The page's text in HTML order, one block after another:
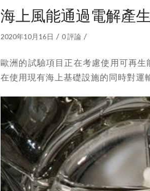
海上風能通過電解產
2020年10月16日 / 0 評論 /
歐洲的試驗項目正在考慮使用可再
在使用現有海上基礎設施的同時對運